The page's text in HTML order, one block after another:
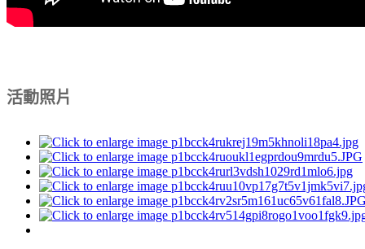
活動照片